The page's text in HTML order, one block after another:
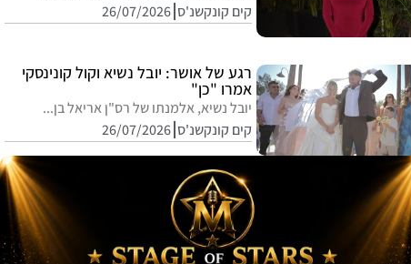
קים קונקשנ'ס 26/07/2026
רגע של אושר: יובל נשיא וקול קונינסקי
אמרו "כן"
יובל נשיא, אלמנתו של רס"ן אריאל בן...
קים קונקשנ'ס 26/07/2026